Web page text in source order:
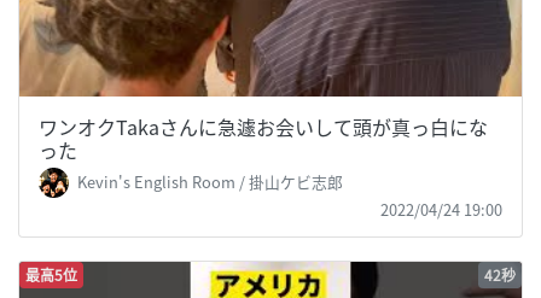
ワンオクTakaさんに急遽お会いして頭が真っ白にな
った
Kevin's English Room / 掛山ケビ志郎
2022/04/24 19:00
最高5位 42秒